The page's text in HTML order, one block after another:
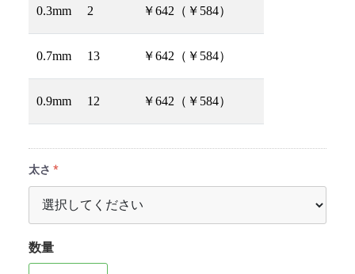
0.3mm 2 ￥642（￥584）
0.7mm 13 ￥642（￥584）
0.9mm 12 ￥642（￥584）
太さ
数量